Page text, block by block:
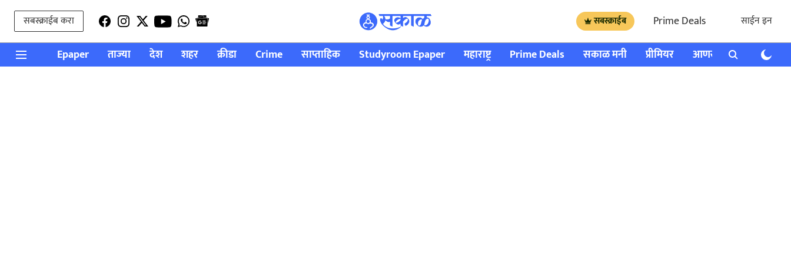
सबस्क्राईब करा सबस्क्राईब Prime Deals साईन इन
Epaper ताज्या देश शहर क्रीडा Crime साप्ताहिक Studyroom Epaper महाराष्ट्र Prime Deals सकाळ मनी प्रीमियर आणखी राशी भविष्य